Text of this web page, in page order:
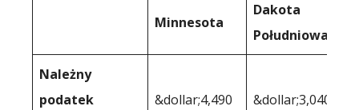
Minnesota
Dakota
Południowa
Należny
podatek
&dollar;4,490 &dollar;3,040